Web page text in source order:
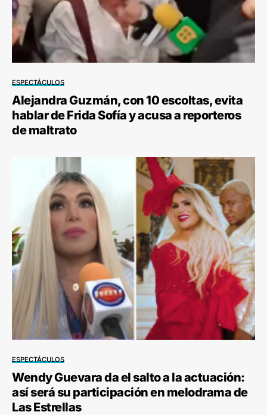
ESPECTÁCULOS
Alejandra Guzmán, con 10 escoltas, evita
hablar de Frida Sofía y acusa a reporteros
de maltrato
ESPECTÁCULOS
Wendy Guevara da el salto a la actuación:
así será su participación en melodrama de
Las Estrellas